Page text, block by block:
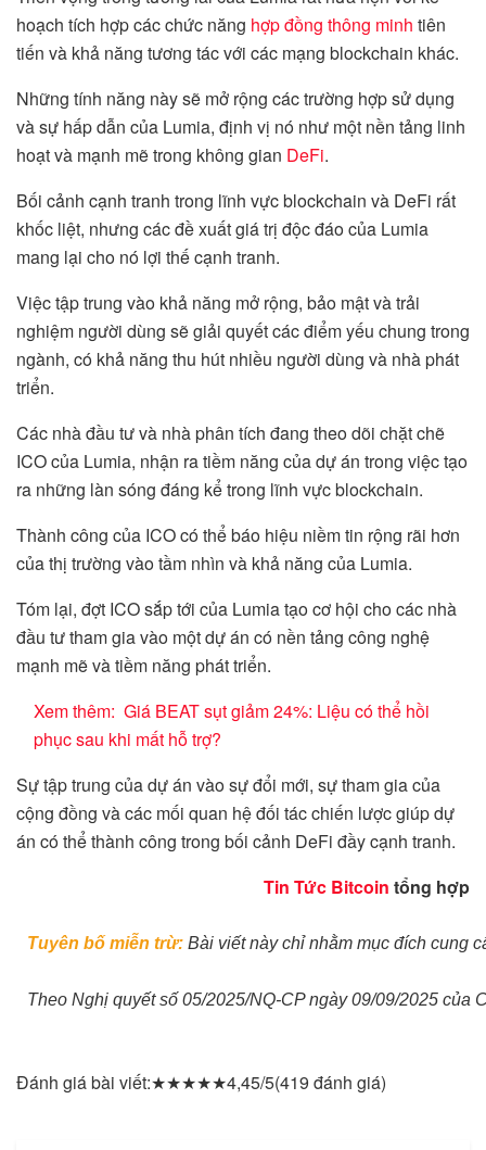
hoạch tích hợp các chức năng hợp đồng thông minh tiên
tiến và khả năng tương tác với các mạng blockchain khác.
Những tính năng này sẽ mở rộng các trường hợp sử dụng
và sự hấp dẫn của Lumia, định vị nó như một nền tảng linh
hoạt và mạnh mẽ trong không gian DeFi.
Bối cảnh cạnh tranh trong lĩnh vực blockchain và DeFi rất
khốc liệt, nhưng các đề xuất giá trị độc đáo của Lumia
mang lại cho nó lợi thế cạnh tranh.
Việc tập trung vào khả năng mở rộng, bảo mật và trải
nghiệm người dùng sẽ giải quyết các điểm yếu chung trong
ngành, có khả năng thu hút nhiều người dùng và nhà phát
triển.
Các nhà đầu tư và nhà phân tích đang theo dõi chặt chẽ
ICO của Lumia, nhận ra tiềm năng của dự án trong việc tạo
ra những làn sóng đáng kể trong lĩnh vực blockchain.
Thành công của ICO có thể báo hiệu niềm tin rộng rãi hơn
của thị trường vào tầm nhìn và khả năng của Lumia.
Tóm lại, đợt ICO sắp tới của Lumia tạo cơ hội cho các nhà
đầu tư tham gia vào một dự án có nền tảng công nghệ
mạnh mẽ và tiềm năng phát triển.
Xem thêm: Giá BEAT sụt giảm 24%: Liệu có thể hồi
phục sau khi mất hỗ trợ?
Sự tập trung của dự án vào sự đổi mới, sự tham gia của
cộng đồng và các mối quan hệ đối tác chiến lược giúp dự
án có thể thành công trong bối cảnh DeFi đầy cạnh tranh.
Tin Tức Bitcoin tổng hợp
Tuyên bố miễn trừ: Bài viết này chỉ nhằm mục đích cung
Theo Nghị quyết số 05/2025/NQ-CP ngày 09/09/2025
Đánh giá bài viết:★★★★★4,45/5(419 đánh giá)